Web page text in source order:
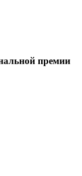
премии